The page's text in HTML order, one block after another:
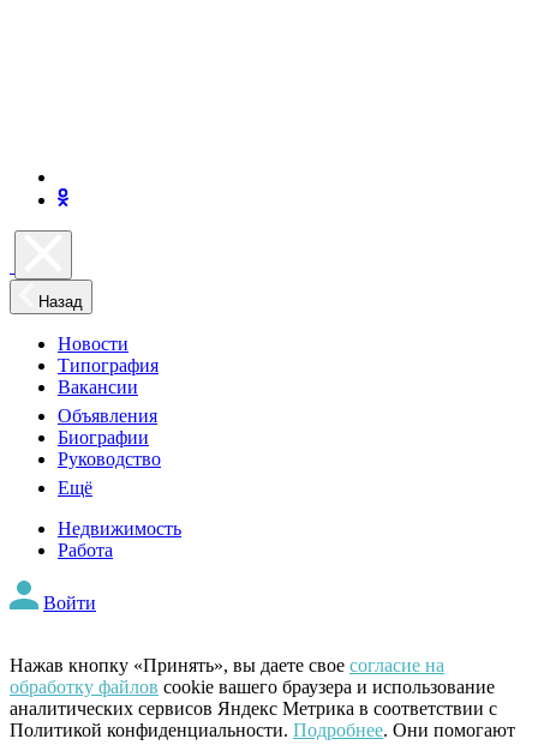
Назад
Новости
Типография
Вакансии
Объявления
Биографии
Руководство
Ещё
Недвижимость
Работа
Войти
Нажав кнопку «Принять», вы даете свое согласие на
обработку файлов cookie вашего браузера и использование
аналитических сервисов Яндекс Метрика в соответствии с
Политикой конфиденциальности. Подробнее. Они помогают